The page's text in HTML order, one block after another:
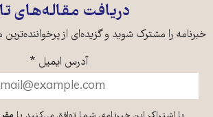
دریافت مقاله‌های
خبرنامه را مشترک شوید و گزیده‌ای از پرخواننده‌ترین
آدرس ایمیل *